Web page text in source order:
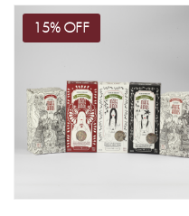
15% OFF